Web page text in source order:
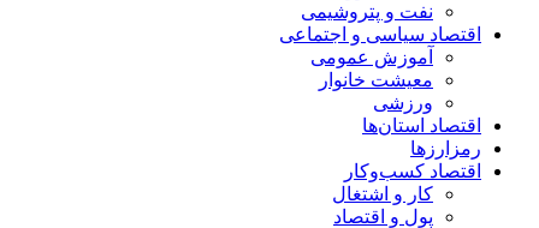
نفت و پتروشیمی
اقتصاد سیاسی و اجتماعی
آموزش عمومی
معیشت خانوار
ورزشی
اقتصاد استان‌ها
رمزارزها
اقتصاد کسب‌و‌کار
کار و اشتغال
پول و اقتصاد